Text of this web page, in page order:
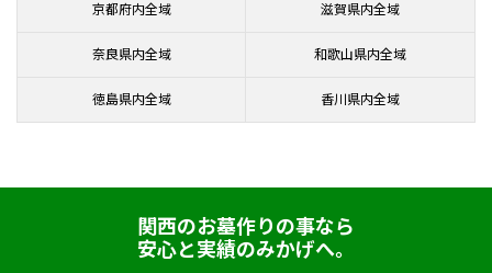
京都府内全域 滋賀県内全域
奈良県内全域 和歌山県内全域
徳島県内全域 香川県内全域
関西のお墓作りの事なら
安心と実績のみかげへ。